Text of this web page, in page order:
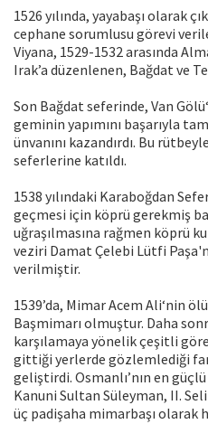
1526 yılında, yayabaşı olarak
cephane sorumlusu görevi
Viyana, 1529-1532 arasında
Irak’a düzenlenen, Bağdat ve
Son Bağdat seferinde, Van
geminin yapımını başarıyla
ünvanını kazandırdı. Bu
seferlerine katıldı.
1538 yılındaki Karaboğdan
geçmesi için köprü gerekmiş
uğraşılmasına rağmen köprü
veziri Damat Çelebi Lütfi
verilmiştir.
1539’da, Mimar Acem Ali‘nin
Başmimarı olmuştur. Daha
karşılamaya yönelik çeşitli
gittiği yerlerde gözlemlediği
geliştirdi. Osmanlı’nın en
Kanuni Sultan Süleyman, II.
üç padişaha mimarbaşı